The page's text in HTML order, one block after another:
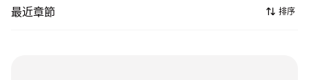
最近章節 排序